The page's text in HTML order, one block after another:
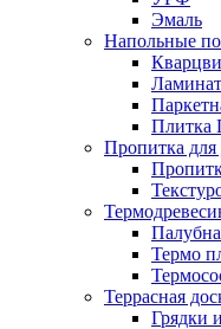
Эмаль
Напольные
Ламинат
Плитка
Пропитка для
Термо
Террасная
Грядки